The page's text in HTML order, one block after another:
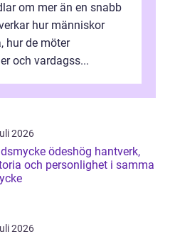
om mer än en snabb
hur människor
hur de möter
och vardagss...
2026
ödeshög hantverk,
och personlighet i samma
2026